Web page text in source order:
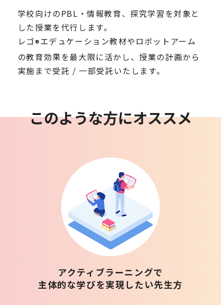
学校向けのPBL・情報教育、探究学習を対象と
した授業を代行します。
レゴ®エデュケーション教材やロボットアーム
の教育効果を最大限に活かし、授業の計画から
実施まで受託 / 一部受託いたします。
このような方にオススメ
アクティブラーニングで
主体的な学びを実現したい先生方